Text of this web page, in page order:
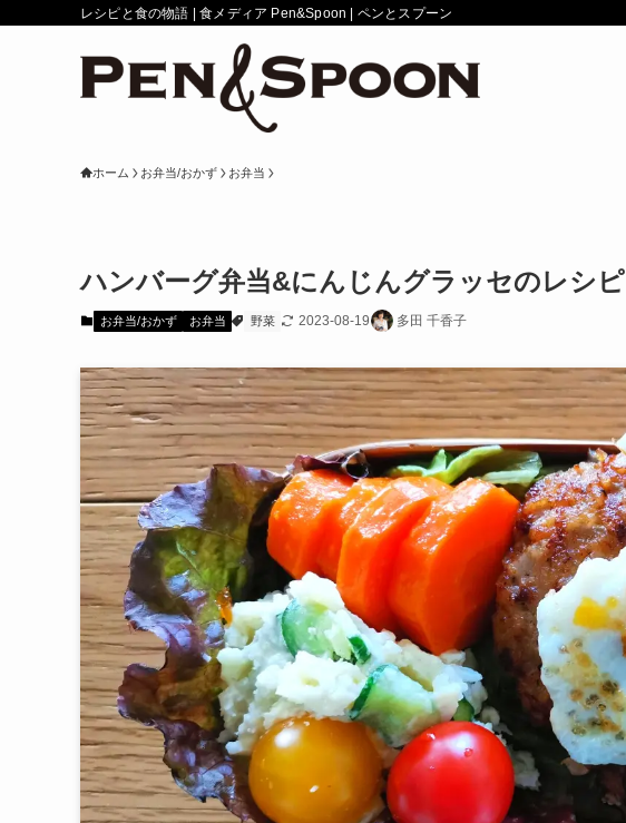
レシピと食の物語 | 食メディア Pen&Spoon | ペンとスプーン
ホーム お弁当/おかず お弁当
ハンバーグ弁当&にんじんグラッセのレシピ
お弁当/おかず お弁当 野菜 2023-08-19 多田 千香子